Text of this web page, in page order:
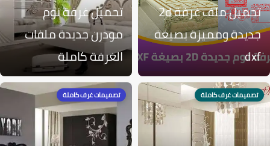
تحميل ملف غرفة 2d
جديدة ومميزة بصيغة
dxf
تحميل غرفة نوم
مودرن جديدة ملفات
الغرفة كاملة
تصميمات غرف كاملة تصميمات غرف كاملة